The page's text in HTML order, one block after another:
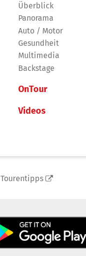
Überblick
Panorama
Auto / Motor
Gesundheit
Multimedia
Backstage
OnTour
Videos
Tourentipps